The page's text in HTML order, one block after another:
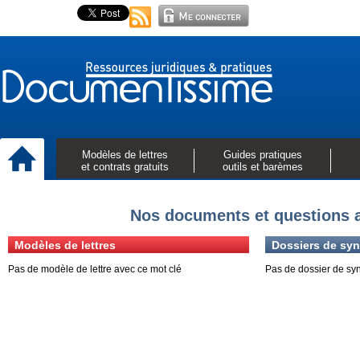
Modèles de lettres
et contrats gratuits
Guides pratiques
outils et barèmes
Nos documents et questions
Modèles de lettres
Pas de modèle de lettre avec ce mot clé
Dossiers de
Pas de dossier de